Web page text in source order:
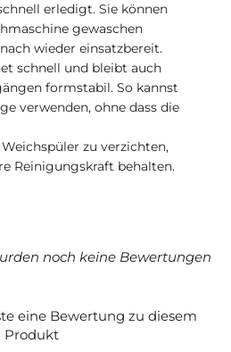
erledigt. Sie können
gewaschen
wieder einsatzbereit.
schnell und bleibt auch
formstabil. So kannst
verwenden, ohne dass die
zu verzichten,
Reinigungskraft behalten.
noch keine Bewertungen
eine Bewertung zu diesem
Produkt